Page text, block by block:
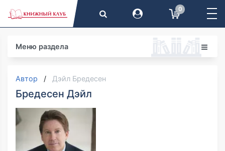
0
Меню раздела
Автор Дэйл Бредесен
Бредесен Дэйл